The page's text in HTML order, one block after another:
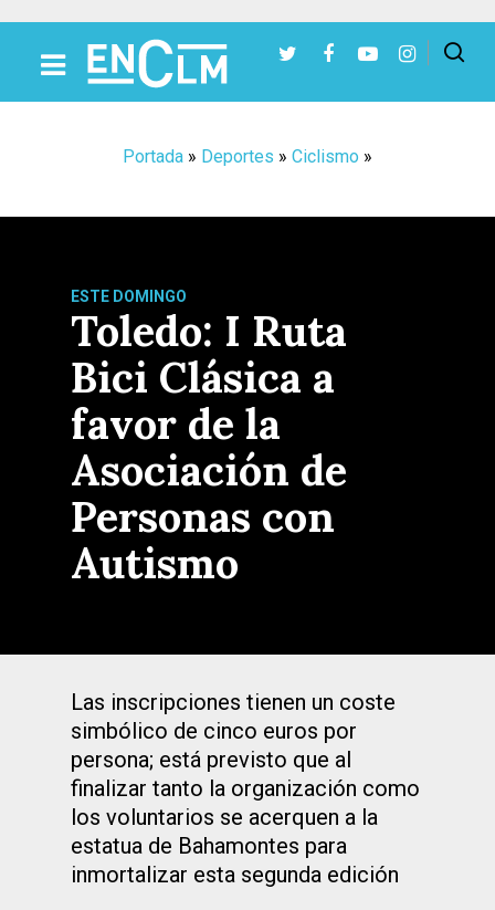
Portada » Deportes » Ciclismo »
ESTE DOMINGO
Toledo: I Ruta
Bici Clásica a
favor de la
Asociación de
Personas con
Autismo
Las inscripciones tienen un coste
simbólico de cinco euros por
persona; está previsto que al
finalizar tanto la organización como
los voluntarios se acerquen a la
estatua de Bahamontes para
inmortalizar esta segunda edición